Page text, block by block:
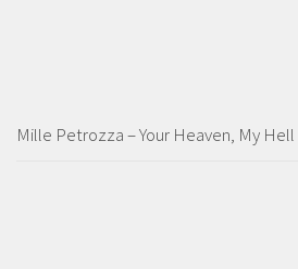
Mille Petrozza – Your Heaven, My Hell